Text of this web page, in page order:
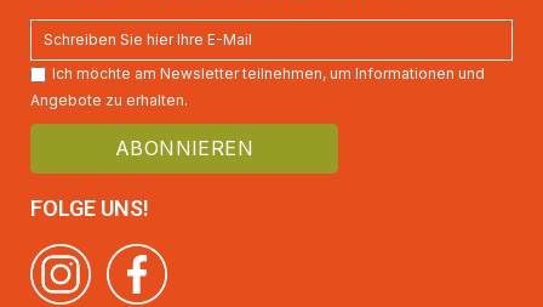
Ich möchte am Newsletter teilnehmen, um Informationen und
Angebote zu erhalten.
FOLGE UNS!